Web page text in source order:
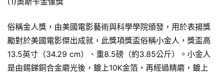
俗稱金人獎，由美國電影藝術與科學學院頒發，用於表揚獎
勵對於美國電影傑出成就，此獎項獎盃俗稱小金人，獎盃高
13.5英寸（34.29 cm）、重8.5磅（約3.85公斤）。小金人
是由錫銻銅合金磨光後，鍍上10K金箔，再經過精磨，鍍上